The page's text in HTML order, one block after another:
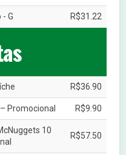
G R$31.22
R$36.90
Promocional R$9.90
10
R$57.50